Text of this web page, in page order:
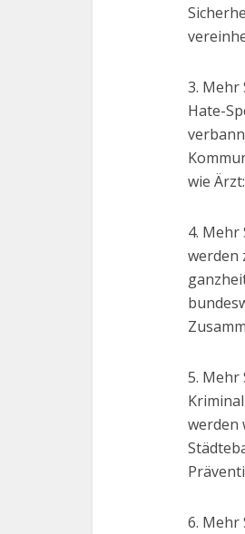
3. Mehr
Hate-
wie
4.
werden
5. Mehr
werden
6. Mehr